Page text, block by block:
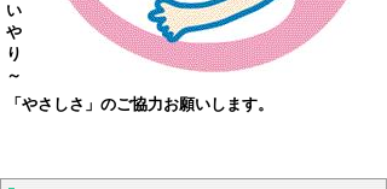
い
や
り
～
「やさしさ」のご協力お願いします。